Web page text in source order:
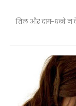
तिल और दाग-धब्बे